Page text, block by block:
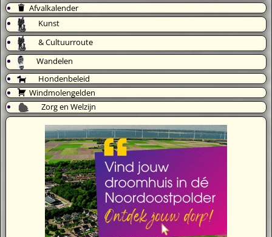
Afvalkalender
Kunst
& Cultuurroute
Wandelen
Hondenbeleid
Windmolengelden
Zorg en Welzijn